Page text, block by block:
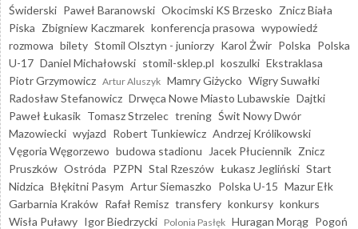
Świderski Paweł Baranowski Okocimski KS Brzesko Znicz Biała
Piska Zbigniew Kaczmarek konferencja prasowa wypowiedź
rozmowa bilety Stomil Olsztyn - juniorzy Karol Żwir Polska Polska
U-17 Daniel Michałowski stomil-sklep.pl koszulki Ekstraklasa
Piotr Grzymowicz Artur Aluszyk Mamry Giżycko Wigry Suwałki
Radosław Stefanowicz Drwęca Nowe Miasto Lubawskie Dajtki
Paweł Łukasik Tomasz Strzelec trening Świt Nowy Dwór
Mazowiecki wyjazd Robert Tunkiewicz Andrzej Królikowski
Vęgoria Węgorzewo budowa stadionu Jacek Płuciennik Znicz
Pruszków Ostróda PZPN Stal Rzeszów Łukasz Jegliński Start
Nidzica Błękitni Pasym Artur Siemaszko Polska U-15 Mazur Ełk
Garbarnia Kraków Rafał Remisz transfery konkursy konkurs
Wisła Puławy Igor Biedrzycki Polonia Pasłęk Huragan Morąg Pogoń